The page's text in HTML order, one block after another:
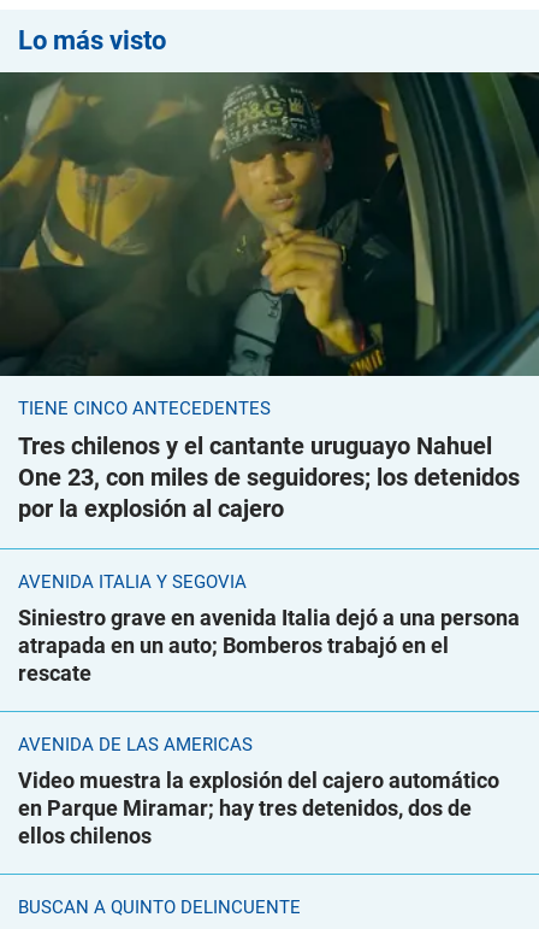
Lo más visto
TIENE CINCO ANTECEDENTES
Tres chilenos y el cantante uruguayo Nahuel
One 23, con miles de seguidores; los detenidos
por la explosión al cajero
AVENIDA ITALIA Y SEGOVIA
Siniestro grave en avenida Italia dejó a una persona
atrapada en un auto; Bomberos trabajó en el
rescate
AVENIDA DE LAS AMÉRICAS
Video muestra la explosión del cajero automático
en Parque Miramar; hay tres detenidos, dos de
ellos chilenos
BUSCAN A QUINTO DELINCUENTE